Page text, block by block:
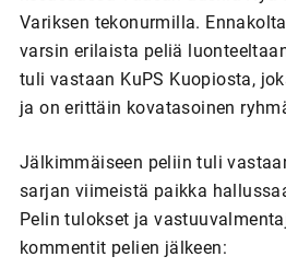
Variksen tekonurmilla.
varsin erilaista peliä
tuli vastaan KuPS Kuopiosta,
ja on erittäin kovatasoinen
Jälkimmäiseen peliin tuli
sarjan viimeistä paikka
Pelin tulokset ja
kommentit pelien jälkeen: